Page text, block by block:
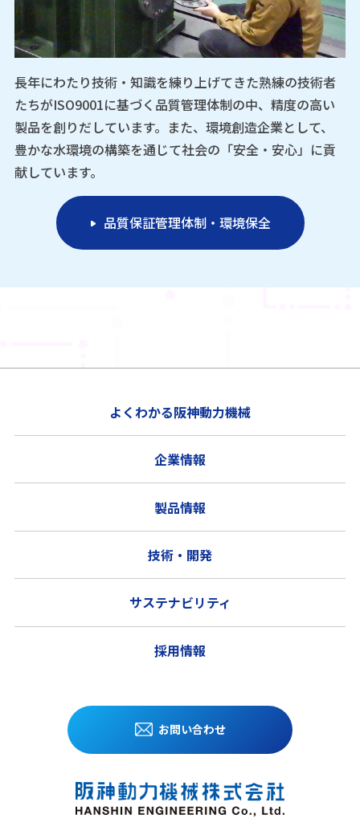
長年にわたり技術・知識を練り上げてきた熟練の技術者
たちがISO9001に基づく品質管理体制の中、精度の高い
製品を創りだしています。また、環境創造企業として、
豊かな水環境の構築を通じて社会の「安全・安心」に貢
献しています。
品質保証管理体制・環境保全
お問い合わせ
よくわかる阪神動力機械
企業情報
製品情報
技術・開発
サステナビリティ
採用情報